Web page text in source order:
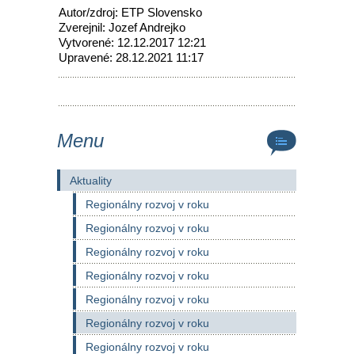
Autor/zdroj: ETP Slovensko
Zverejnil: Jozef Andrejko
Vytvorené: 12.12.2017 12:21
Upravené: 28.12.2021 11:17
Menu
Aktuality
Regionálny rozvoj v roku
Regionálny rozvoj v roku
Regionálny rozvoj v roku
Regionálny rozvoj v roku
Regionálny rozvoj v roku
Regionálny rozvoj v roku
Regionálny rozvoj v roku